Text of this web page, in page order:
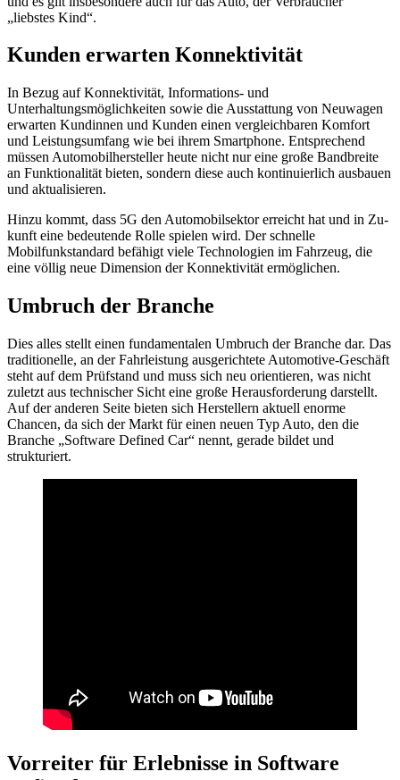
„liebstes Kind“.
Kunden erwarten Konnektivität
In Bezug auf Konnektivität, Informations- und
Unterhaltungsmöglichkeiten sowie die Ausstattung von Neuwagen
erwarten Kundinnen und Kunden einen vergleichbaren Komfort
und Leistungsumfang wie bei ihrem Smartphone. Entsprechend
müssen Automobilhersteller heute nicht nur eine große Bandbreite
an Funktionalität bieten, sondern diese auch kontinuierlich ausbauen
und aktualisieren.
Hinzu kommt, dass 5G den Auto­mo­bilsektor erreicht hat und in Zu­
kunft eine bedeutende Rolle spielen wird. Der schnelle
Mobilfunkstandard befähigt viele Technologien im Fahrzeug, die
eine völlig neue Dimension der Konnektivität ermöglichen.
Umbruch der Branche
Dies alles stellt einen fundamentalen Umbruch der Branche dar. Das
traditionelle, an der Fahrleistung ausgerichtete Automotive-Geschäft
steht auf dem Prüfstand und muss sich neu orientieren, was nicht
zuletzt aus technischer Sicht eine große Herausforderung darstellt.
Auf der anderen Seite bieten sich Herstellern aktuell enorme
Chancen, da sich der Markt für einen neuen Typ Auto, den die
Branche „Software Defined Car“ nennt, gerade bildet und
strukturiert.
Vorreiter für Erlebnisse in Software